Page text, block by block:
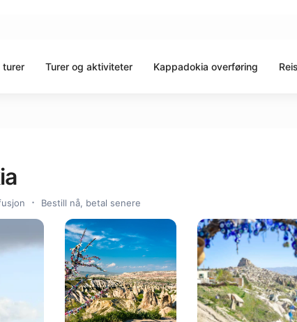
turer Turer og aktiviteter Kappadokia overføring
Bestill nå, betal senere